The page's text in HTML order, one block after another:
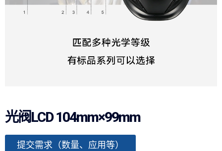
光阀LCD 104mm×99mm
提交需求（数量、应用等）